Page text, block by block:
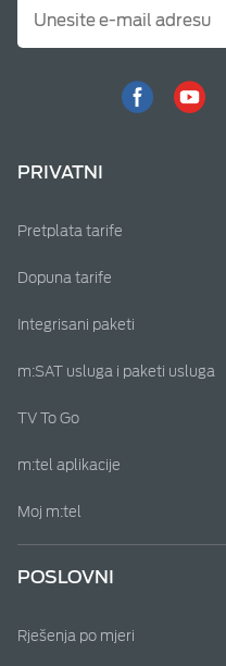
PRIVATNI
Pretplata tarife
Dopuna tarife
Integrisani paketi
m:SAT usluga i paketi usluga
TV To Go
m:tel aplikacije
Moj m:tel
POSLOVNI
Rješenja po mjeri